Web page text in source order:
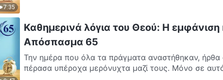
7:35
Καθημερινά λόγια του Θεού: Η εμφάνιση
Απόσπασμα 65
Την ημέρα που όλα τα πράγματα αναστήθηκαν,
πέρασα υπέροχα μερόνυχτα μαζί τους. Μόνο σε